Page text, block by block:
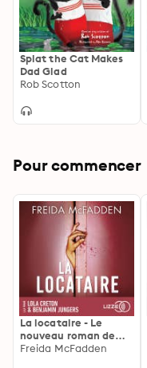
Splat the Cat Makes
Dad Glad
Rob Scotton
Pour commencer
La locataire - Le
nouveau roman de
l'autrice de La femme
Freida McFadden